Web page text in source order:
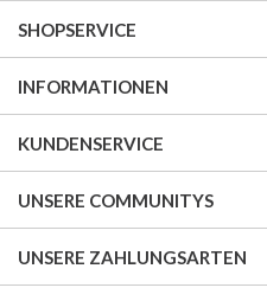
SHOPSERVICE
INFORMATIONEN
KUNDENSERVICE
UNSERE COMMUNITYS
UNSERE ZAHLUNGSARTEN